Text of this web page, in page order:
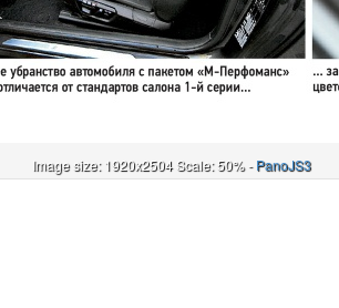
Image size: 1920x2504 Scale: 50% -PanoJS3